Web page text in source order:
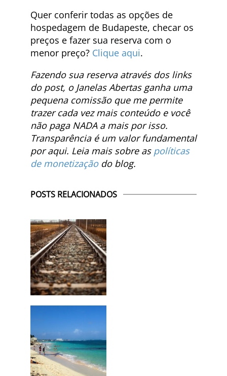
Quer conferir todas as opções de
hospedagem de Budapeste, checar os
preços e fazer sua reserva com o
menor preço? Clique aqui.
Fazendo sua reserva através dos links
do post, o Janelas Abertas ganha uma
pequena comissão que me permite
trazer cada vez mais conteúdo e você
não paga NADA a mais por isso.
Transparência é um valor fundamental
por aqui. Leia mais sobre aspolíticas
de monetizaçãodo blog.
POSTS RELACIONADOS